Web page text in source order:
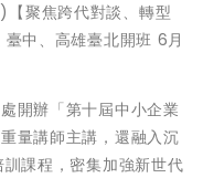
聚焦跨代對談、轉型
中、高雄臺北開班 6月
開辦「第十屆中小企業
量講師主講，還融入沉
課程，密集加強新世代